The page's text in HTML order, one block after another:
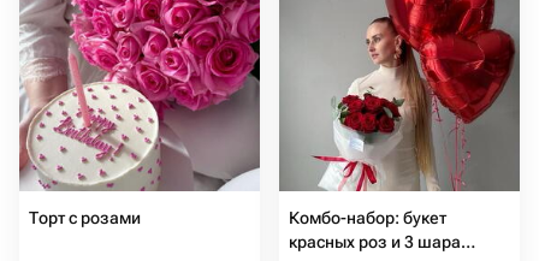
Торт с розами
Комбо-набор: букет
красных роз и 3 шара